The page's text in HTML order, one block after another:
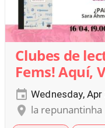
Clubes de
Fems! Aquí,
Wednesday,
la repunantinha